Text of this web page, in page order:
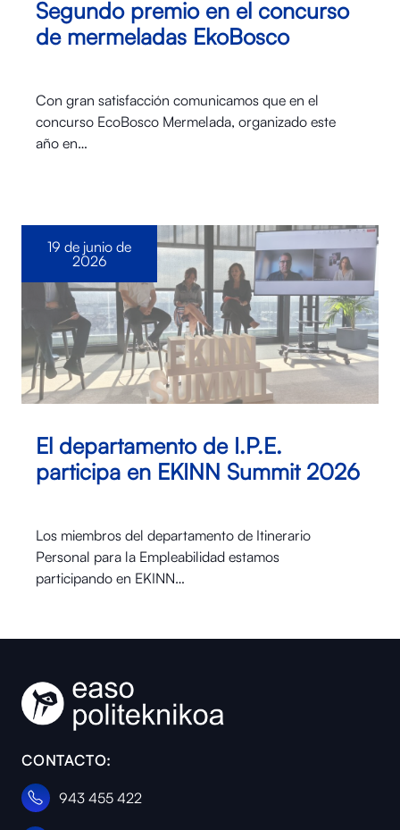
Segundo premio en el concurso
de mermeladas EkoBosco
Con gran satisfacción comunicamos que en el
concurso EcoBosco Mermelada, organizado este
año en…
El departamento de I.P.E.
participa en EKINN Summit 2026
Los miembros del departamento de Itinerario
Personal para la Empleabilidad estamos
participando en EKINN…
19 de junio de
2026
CONTACTO:
943 455 422